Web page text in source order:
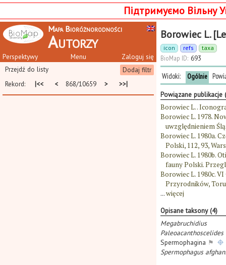
Підтримуємо Вільну
Mapa Bioróżnorodności
Autorzy
Perspektywy Zaloguj się
Menu
Dodaj filtr
Przejdź do listy
Rekord:
|<< < 868/10659 > >>|
Borowiec L.
icon refs taxa
BioMap ID: 693
Widoki: Ogólnie
Powiązane publikacje
Borowiec L. .
Borowiec L. 1978.
uwzględnieniem
Borowiec L. 1980a.
Polski, 112, 93,
Borowiec L. 1980b.
fauny Polski.
Borowiec L. 1980c.
Przyrodników,
...więcej
Opisane taksony (4)
Megabruchidius
Paleoacanthoscelides
Spermophagina ⚑
Spermophagus